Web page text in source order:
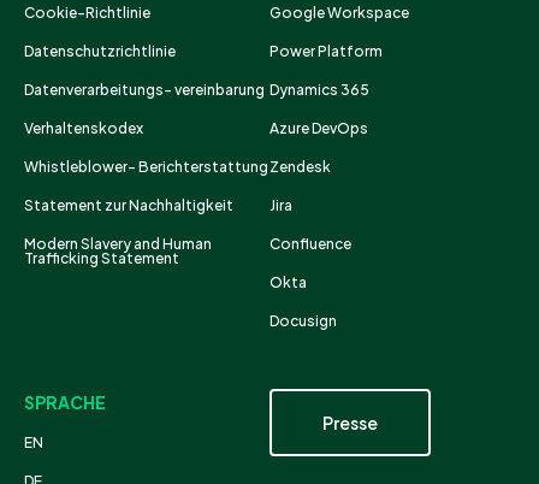
Cookie-Richtlinie
Datenschutzrichtlinie
Datenverarbeitungs- vereinbarung
Verhaltenskodex
Whistleblower- Berichterstattung
Statement zur Nachhaltigkeit
Modern Slavery and Human
Trafficking Statement
Google Workspace
Power Platform
Dynamics 365
Azure DevOps
Zendesk
Jira
Confluence
Okta
Docusign
SPRACHE
EN
Presse